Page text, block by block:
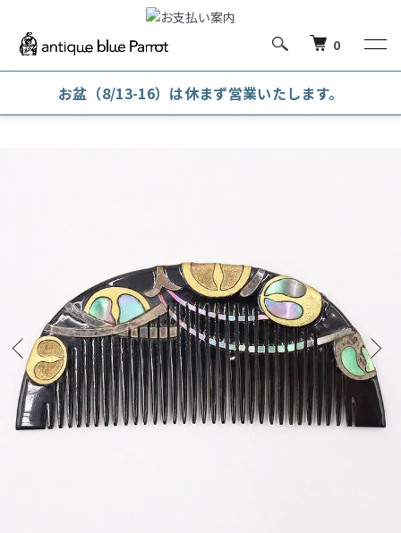
0
お盆（8/13-16）は休まず営業いたします。
雑貨 アクセサリー